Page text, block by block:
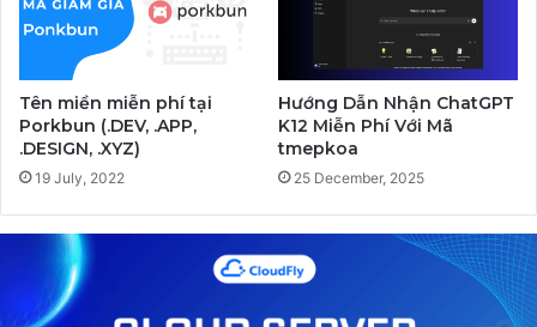
Tên miền miễn phí tại
Porkbun (.DEV, .APP,
.DESIGN, .XYZ)
19 July, 2022
Hướng Dẫn Nhận ChatGPT
K12 Miễn Phí Với Mã
tmepkoa
25 December, 2025